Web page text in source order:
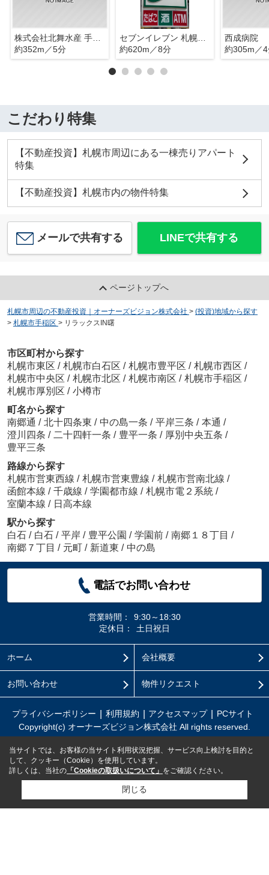
株式会社北舞水産 手稲前田店
約352m／5分
セブンイレブン 札幌曙2条店
約620m／8分
西成病院
約305m／
こだわり特集
【不動産投資】札幌市周辺にある一棟売りアパート
特集
【不動産投資】札幌市内の物件特集
メールで共有する LINEで共有する
ページトップへ
札幌市周辺の不動産投資｜オーナーズビジョン株式会社 > (投資)地域から探す
> 札幌市手稲区 > リラックスIN曙
市区町村から探す
札幌市東区 / 札幌市白石区 / 札幌市豊平区 / 札幌市西区 /
札幌市中央区 / 札幌市北区 / 札幌市南区 / 札幌市手稲区 /
札幌市厚別区 / 小樽市
町名から探す
南郷通 / 北十四条東 / 中の島一条 / 平岸三条 / 本通 /
澄川四条 / 二十四軒一条 / 豊平一条 / 厚別中央五条 /
豊平三条
路線から探す
札幌市営東西線 / 札幌市営東豊線 / 札幌市営南北線 /
函館本線 / 千歳線 / 学園都市線 / 札幌市電２系統 /
室蘭本線 / 日高本線
駅から探す
白石 / 白石 / 平岸 / 豊平公園 / 学園前 / 南郷１８丁目 /
南郷７丁目 / 元町 / 新道東 / 中の島
電話でお問い合わせ
営業時間：
9:30～18:30
定休日：
土日祝日
ホーム 会社概要
お問い合わせ 物件リクエスト
プライバシーポリシー 利用規約 アクセスマップ
PCサイト
Copyright(c) オーナーズビジョン株式会社 All rights reserved.
当サイトでは、お客様の当サイト利用状況把握、サービス向上検討を目的と
して、クッキー（Cookie）を使用しています。
詳しくは、当社の 「Cookieの取扱いについて」 をご確認ください。
閉じる